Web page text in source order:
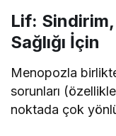
Lif:
Sağlığı İçin
Menopozla
sorunları
noktada çok